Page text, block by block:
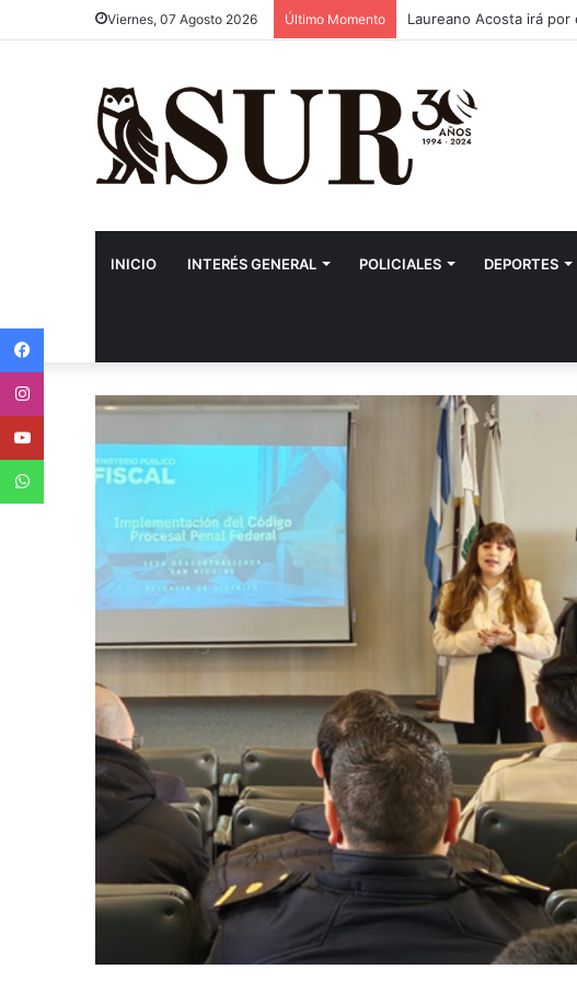
Viernes, 07 Agosto 2026 Último Momento Laureano Acosta irá por
INICIO INTERÉS GENERAL POLICIALES DEPORTES
Youtube
WhatsApp